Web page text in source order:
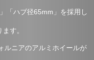
「ハブ径65mm」を採用し
す。
ルニアのアルミホイールが